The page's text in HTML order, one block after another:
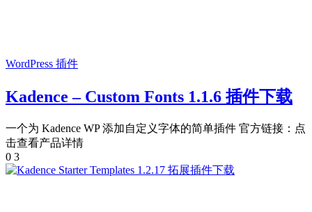
WordPress 插件
Kadence – Custom Fonts 1.1.6 插件下载
一个为 Kadence WP 添加自定义字体的简单插件 官方链接：点
击查看产品详情
0 3